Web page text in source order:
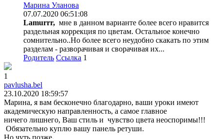
Марина Уланова
07.07.2020 06:51:08
Lamurrr,мне в данном варианте более всего нравится
раздельная коррекция по цветам. Остальное конечно
сомнительно..Но более всего неудобно скакать по этим
разделам - разворачивая и сворачивая их...
Родитель Ссылка 1
pavlusha.bel
23.10.2020 18:59:57
Марина, я вам бесконечно благодарно, ваши уроки имеют
академическую направленность, а самое главное
ничего лишнего, Ваш стиль и чувство цвета неоспоримы!!!
Обязательно куплю вашу панель ретуши.
Но чуть позже.